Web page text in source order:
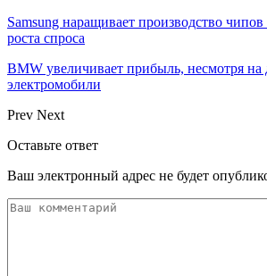
Samsung наращивает производство
роста спроса
BMW увеличивает прибыль, несмотря на
электромобили
Prev Next
Оставьте ответ
Ваш электронный адрес не будет